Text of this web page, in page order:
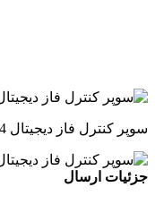
سوپر کنترل فاز دیجیتال 13JN4 شیوا امواج مدل DMJN-600
جزئیات ارسال